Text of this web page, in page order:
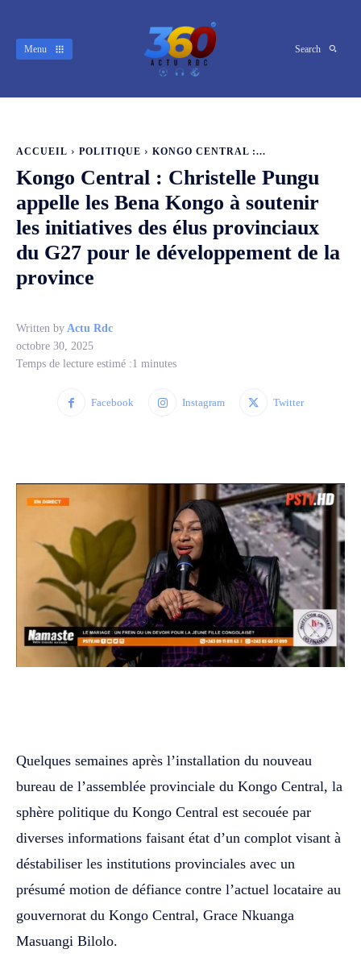
Menu Search
ACCUEIL POLITIQUE KONGO CENTRAL :...
Kongo Central : Christelle Pungu
appelle les Bena Kongo à soutenir
les initiatives des élus provinciaux
du G27 pour le développement de la
province
Written by Actu Rdc
octobre 30, 2025
Temps de lecture estimé :1 minutes
Facebook Instagram Twitter
Quelques semaines après l’installation du nouveau
bureau de l’assemblée provinciale du Kongo Central, la
sphère politique du Kongo Central est secouée par
diverses informations faisant état d’un complot visant à
déstabiliser les institutions provinciales avec un
présumé motion de défiance contre l’actuel locataire au
gouvernorat du Kongo Central, Grace Nkuanga
Masuangi Bilolo.